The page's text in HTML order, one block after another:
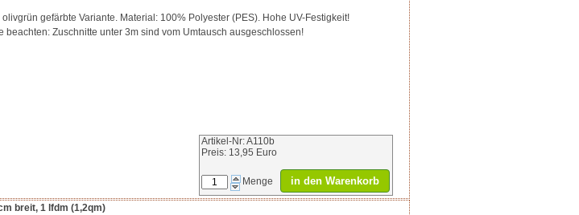
olivgrün gefärbte Variante. Material: 100% Polyester (PES). Hohe UV-Festigkeit!
beachten: Zuschnitte unter 3m sind vom Umtausch ausgeschlossen!
Artikel-Nr: A110b
Preis: 13,95 Euro
Menge in den Warenkorb
breit, 1 lfdm (1,2qm)